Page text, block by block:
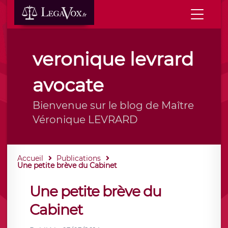
veronique levrard
avocate
Bienvenue sur le blog de Maître
Véronique LEVRARD
Accueil Publications
Une petite brève du Cabinet
Une petite brève du
Cabinet